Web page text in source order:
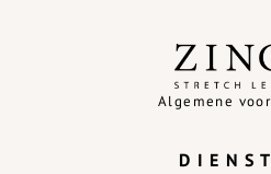
Algemene